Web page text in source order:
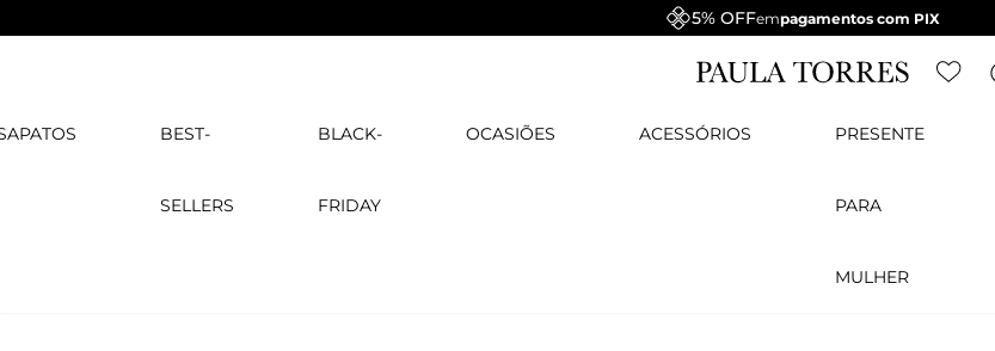
5% OFFempagamentos com PIX
BEST-
SELLERS
BLACK-
FRIDAY
OCASIÕES ACESSÓRIOS PRESENTE
PARA
MULHER